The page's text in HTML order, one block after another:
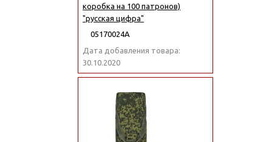
коробка на 100 патронов)
"русская цифра"
05170024А
Дата добавления товара:
30.10.2020